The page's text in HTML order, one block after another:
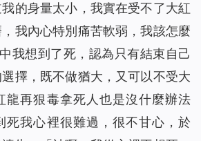
的身量太小，我實在受不了大紅
我內心特別痛苦軟弱，我該怎麼
我想到了死，認為只有結束自己
擇，既不做猶大，又可以不受大
龍再狠毒拿死人也是沒什麼辦法
死我心裡很難過，很不甘心，於